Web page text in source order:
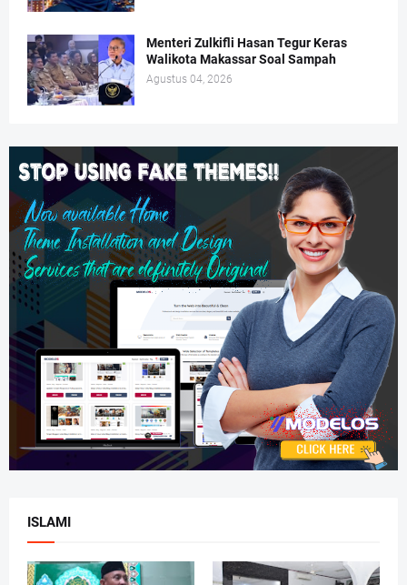
Menteri Zulkifli Hasan Tegur Keras
Walikota Makassar Soal Sampah
Agustus 04, 2026
ISLAMI